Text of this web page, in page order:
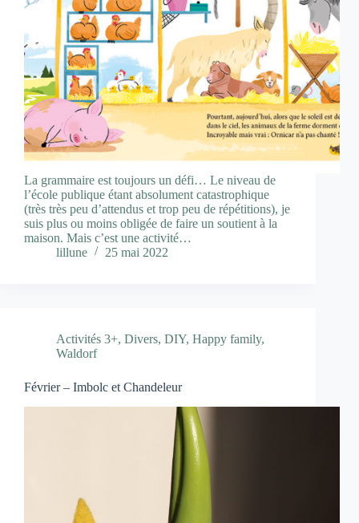
La grammaire est toujours un défi… Le niveau de
l’école publique étant absolument catastrophique
(très très peu d’attendus et trop peu de répétitions), je
suis plus ou moins obligée de faire un soutient à la
maison. Mais c’est une activité…
lillune
25 mai 2022
Activités 3+, Divers, DIY, Happy family,
Waldorf
Février – Imbolc et Chandeleur